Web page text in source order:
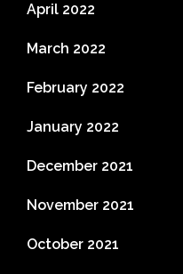
April 2022
March 2022
February 2022
January 2022
December 2021
November 2021
October 2021